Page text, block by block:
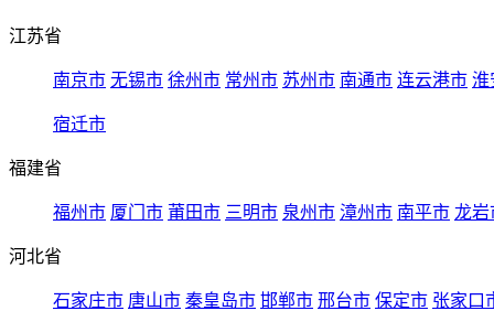
江苏省
南京市 无锡市 徐州市 常州市 苏州市 南通市 连云港市 淮
宿迁市
福建省
福州市 厦门市 莆田市 三明市 泉州市 漳州市 南平市 龙岩
河北省
石家庄市 唐山市 秦皇岛市 邯郸市 邢台市 保定市 张家口